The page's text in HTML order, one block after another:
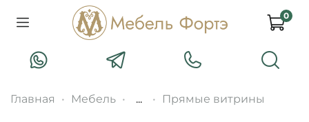
0
Главная Мебель ... Прямые витрины